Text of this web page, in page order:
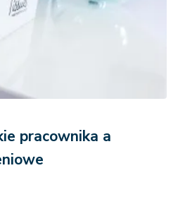
pracownika a